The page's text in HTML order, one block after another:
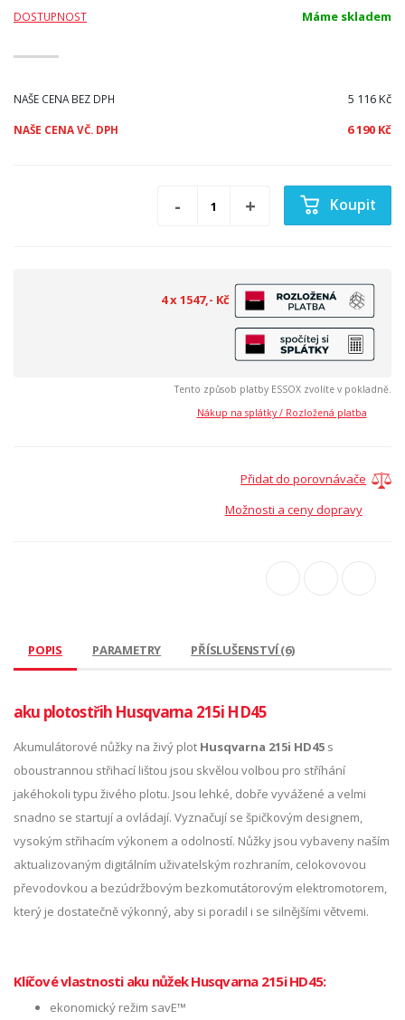
DOSTUPNOST Máme skladem
NAŠE CENA BEZ DPH 5 116 Kč
NAŠE CENA VČ. DPH 6 190 Kč
Koupit
4 x 1547,- Kč
Tento způsob platby ESSOX zvolíte v pokladně.
Nákup na splátky / Rozložená platba
Přidat do porovnávače
Možnosti a ceny dopravy
POPIS PARAMETRY PŘÍSLUŠENSTVÍ (6)
aku plotostřih Husqvarna 215i HD45
Akumulátorové nůžky na živý plot Husqvarna 215i HD45 s
oboustrannou střihací lištou jsou skvělou volbou pro stříhání
jakéhokoli typu živého plotu. Jsou lehké, dobře vyvážené a velmi
snadno se startují a ovládají. Vyznačují se špičkovým designem,
vysokým střihacím výkonem a odolností. Nůžky jsou vybaveny naším
aktualizovaným digitálním uživatelským rozhraním, celokovovou
převodovkou a bezúdržbovým bezkomutátorovým elektromotorem,
který je dostatečně výkonný, aby si poradil i se silnějšími větvemi.
Klíčové vlastnosti aku nůžek Husqvarna 215i HD45:
ekonomický režim savE™